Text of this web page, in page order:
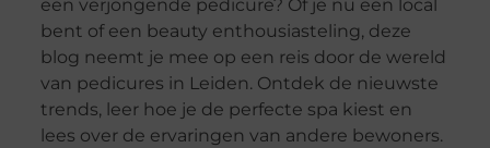
een verjongende pedicure? Of je nu een local
bent of een beauty enthousiasteling, deze
blog neemt je mee op een reis door de wereld
van pedicures in Leiden. Ontdek de nieuwste
trends, leer hoe je de perfecte spa kiest en
lees over de ervaringen van andere bewoners.